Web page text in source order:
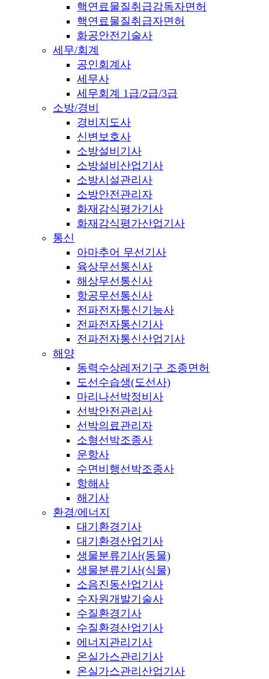
핵연료물질취급감독자면허
핵연료물질취급자면허
화공안전기술사
세무/회계
공인회계사
세무사
세무회계 1급/2급/3급
소방/경비
경비지도사
신변보호사
소방설비기사
소방설비산업기사
소방시설관리사
소방안전관리자
화재감식평가기사
화재감식평가산업기사
통신
아마추어 무선기사
육상무선통신사
해상무선통신사
항공무선통신사
전파전자통신기능사
전파전자통신기사
전파전자통신산업기사
해양
동력수상레저기구 조종면허
도선수습생(도선사)
마리나선박정비사
선박안전관리사
선박의료관리자
소형선박조종사
운항사
수면비행선박조종사
항해사
해기사
환경/에너지
대기환경기사
대기환경산업기사
생물분류기사(동물)
생물분류기사(식물)
소음진동산업기사
수자원개발기술사
수질환경기사
수질환경산업기사
에너지관리기사
온실가스관리기사
온실가스관리산업기사